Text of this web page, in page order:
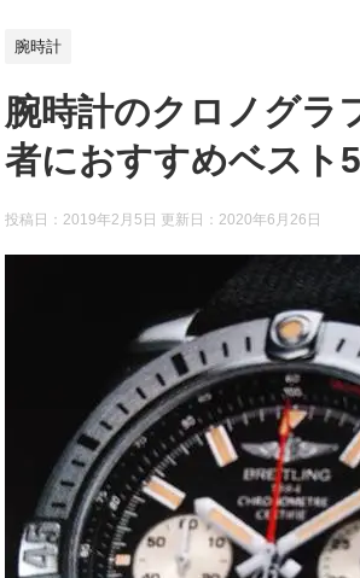
腕時計
腕時計のクロノグラ
者におすすめベスト5
投稿日：2019年2月5日 更新日： 2020年6月26日